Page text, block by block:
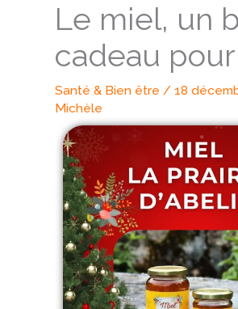
Le miel, un
cadeau
Santé & Bien être /18
Michèle